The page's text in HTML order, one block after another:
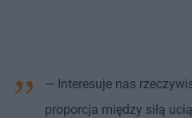
— Interesuje nas
proporcja między siłą